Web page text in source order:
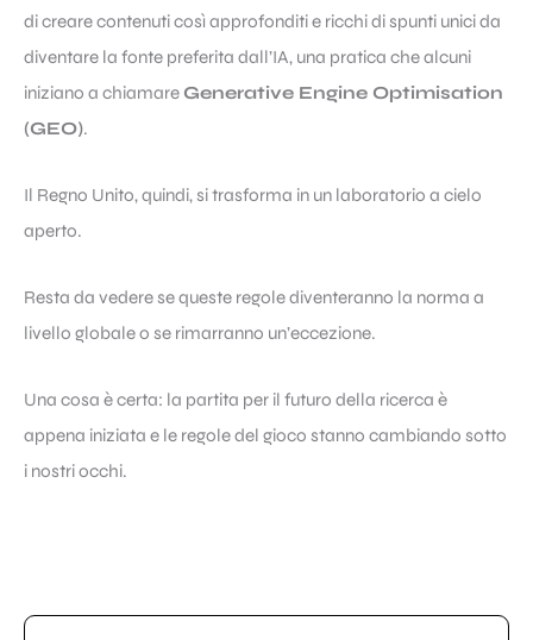
di creare contenuti così approfonditi e ricchi di spunti unici da
diventare la fonte preferita dall’IA, una pratica che alcuni
iniziano a chiamare Generative Engine Optimisation
(GEO).
Il Regno Unito, quindi, si trasforma in un laboratorio a cielo
aperto.
Resta da vedere se queste regole diventeranno la norma a
livello globale o se rimarranno un’eccezione.
Una cosa è certa: la partita per il futuro della ricerca è
appena iniziata e le regole del gioco stanno cambiando sotto
i nostri occhi.